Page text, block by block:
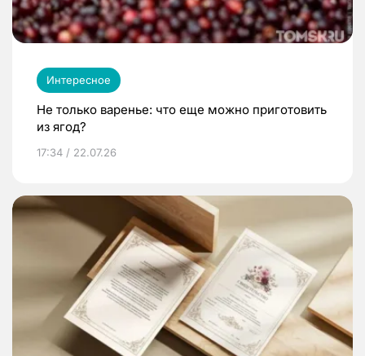
Интересное
Не только варенье: что еще можно приготовить
из ягод?
17:34 / 22.07.26